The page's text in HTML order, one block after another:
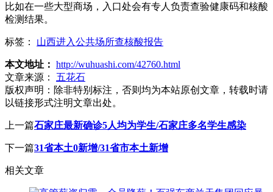
比如在一些大型商场，入口处会有专人负责查验健康码和核酸
检测结果。
标签： 山西进入公共场所查核酸报告
本文地址： http://wuhuashi.com/42760.html
文章来源：
五花石
版权声明： 除非特别标注，否则均为本站原创文章，转载时请
以链接形式注明文章出处。
上一篇石家庄最新确诊5人均为学生/石家庄多名学生感染
下一篇31省本土0新增/31省市本土新增
相关文章